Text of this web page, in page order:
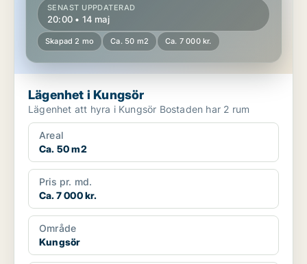
SENAST UPPDATERAD
20:00 • 14 maj
Skapad 2 mo Ca. 50 m2 Ca. 7 000 kr.
Lägenhet i Kungsör
Lägenhet att hyra i Kungsör Bostaden har 2 rum
Areal
Ca. 50 m2
Pris pr. md.
Ca. 7 000 kr.
Område
Kungsör